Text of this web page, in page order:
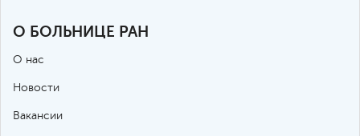
О БОЛЬНИЦЕ РАН
О нас
Новости
Вакансии